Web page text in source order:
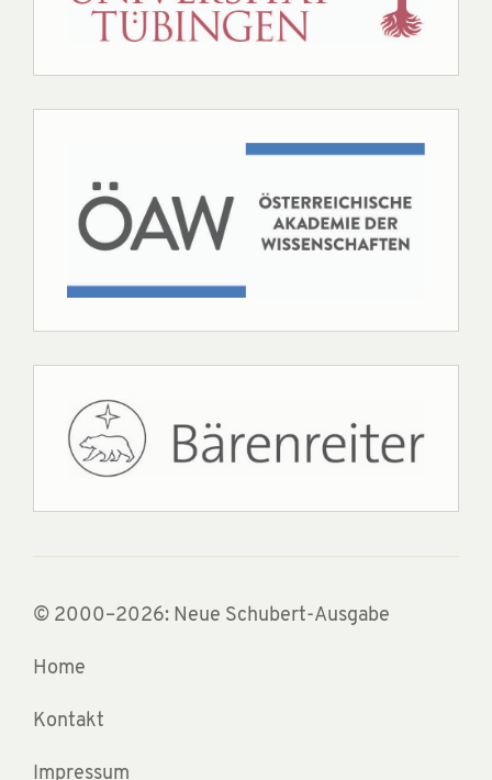
© 2000–2026: Neue Schubert-Ausgabe
Home
Kontakt
Impressum